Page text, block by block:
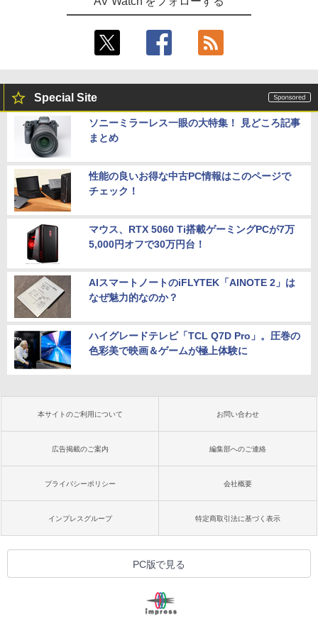
Special Site
ソニーミラーレス一眼の大特集！ 見どころ記事
まとめ
性能の良いお得な中古PC情報はこのページで
チェック！
マウス、RTX 5060 Ti搭載ゲーミングPCが7万
5,000円オフで30万円台！
AIスマートノートのiFLYTEK「AINOTE 2」は
なぜ魅力的なのか？
ハイグレードテレビ「TCL Q7D Pro」。圧巻の
色彩美で映画＆ゲームが極上体験に
本サイトのご利用について お問い合わせ
広告掲載のご案内 編集部へのご連絡
プライバシーポリシー 会社概要
インプレスグループ 特定商取引法に基づく表示
PC版で見る